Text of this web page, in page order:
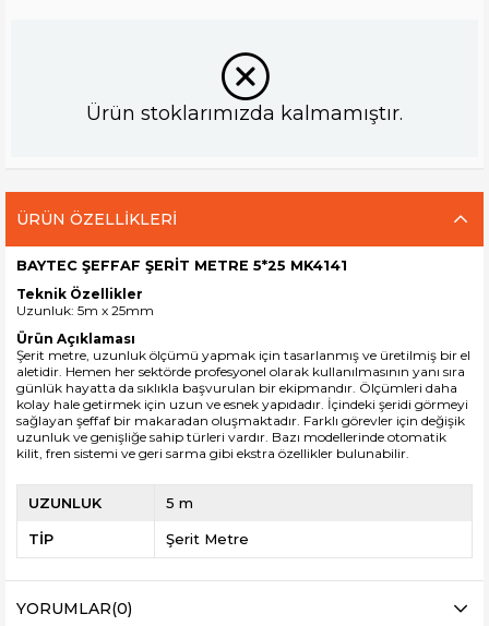
Ürün stoklarımızda kalmamıştır.
ÜRÜN ÖZELLIKLERI
BAYTEC ŞEFFAF ŞERİT METRE 5*25 MK4141
Teknik Özellikler
Uzunluk: 5m x 25mm
Ürün Açıklaması
Şerit metre, uzunluk ölçümü yapmak için tasarlanmış ve üretilmiş bir el
aletidir. Hemen her sektörde profesyonel olarak kullanılmasının yanı sıra
günlük hayatta da sıklıkla başvurulan bir ekipmandır. Ölçümleri daha
kolay hale getirmek için uzun ve esnek yapıdadır. İçindeki şeridi görmeyi
sağlayan şeffaf bir makaradan oluşmaktadır. Farklı görevler için değişik
uzunluk ve genişliğe sahip türleri vardır. Bazı modellerinde otomatik
kilit, fren sistemi ve geri sarma gibi ekstra özellikler bulunabilir.
UZUNLUK 5 m
TİP Şerit Metre
YORUMLAR(0)